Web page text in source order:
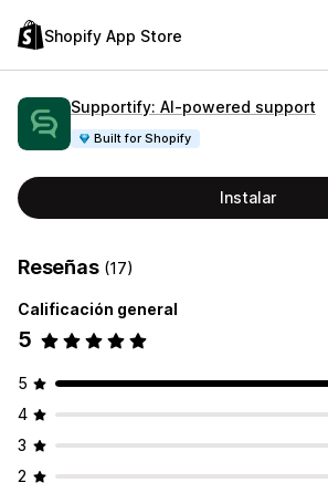
Shopify App Store
Supportify: AI‑powered support
Built for Shopify
Instalar
Reseñas (17)
Calificación general
5
5
4
3
2